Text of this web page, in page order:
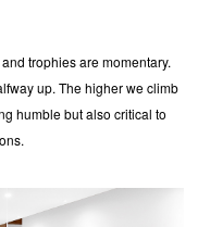
trophies are momentary.
up. The higher we climb
humble but also critical to